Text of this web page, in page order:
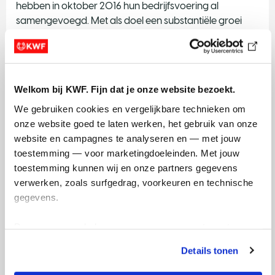
Welkom bij KWF. Fijn dat je onze website bezoekt.
We gebruiken cookies en vergelijkbare technieken om
onze website goed te laten werken, het gebruik van onze
website en campagnes te analyseren en — met jouw
toestemming — voor marketingdoeleinden. Met jouw
toestemming kunnen wij en onze partners gegevens
verwerken, zoals surfgedrag, voorkeuren en technische
gegevens.
tonen. Je kunt je toestemming op elk moment wijzigen of
intrekken via Cookie instellingen onderaan de pagina. De
Details tonen
hebben in oktober 2016 hun bedrijfsvoering al
samengevoegd. Met als doel een substantiële groei
Eind 2020 zijn KWF en Pink Ribbon gefuseerd, waarbij
Pink Ribbon onderdeel is geworden van KWF. Het merk
Er ontstaan meer mogelijkheden om te investeren in
fondsenwervende activiteiten door het combineren
van kennis. En door een aantal organisatieactiviteiten
gezamenlijk te doen. Zoals de beoordeling van
wetenschappelijk onderzoek en van aanvragen voor
projecten. Maar ook door een gezamenlijke
en KWF